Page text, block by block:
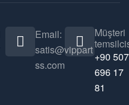
Email:
satis@vippart
ss.com
Müşteri
+90 507
696 17
81